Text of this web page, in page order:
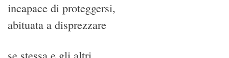
incapace di proteggersi,
abituata a disprezzare